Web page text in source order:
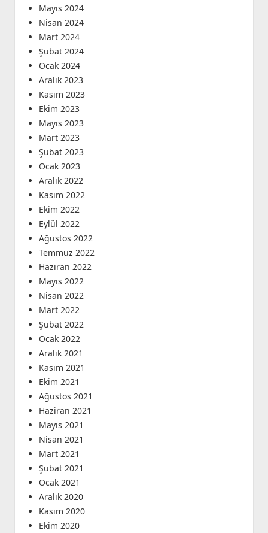
Mayıs 2024
Nisan 2024
Mart 2024
Şubat 2024
Ocak 2024
Aralık 2023
Kasım 2023
Ekim 2023
Mayıs 2023
Mart 2023
Şubat 2023
Ocak 2023
Aralık 2022
Kasım 2022
Ekim 2022
Eylül 2022
Ağustos 2022
Temmuz 2022
Haziran 2022
Mayıs 2022
Nisan 2022
Mart 2022
Şubat 2022
Ocak 2022
Aralık 2021
Kasım 2021
Ekim 2021
Ağustos 2021
Haziran 2021
Mayıs 2021
Nisan 2021
Mart 2021
Şubat 2021
Ocak 2021
Aralık 2020
Kasım 2020
Ekim 2020